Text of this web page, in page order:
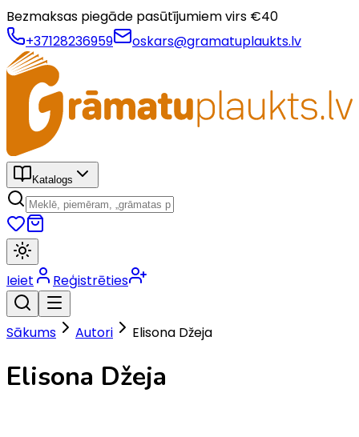
Bezmaksas piegāde pasūtījumiem virs €40
+37128236959
oskars@gramatuplaukts.lv
Katalogs
Ieiet Reģistrēties
Sākums Autori Elisona Džeja
Elisona Džeja